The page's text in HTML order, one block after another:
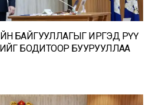
БАЙГУУЛЛАГЫГ ИРГЭД РҮҮ
БОДИТООР БУУРУУЛЛАА